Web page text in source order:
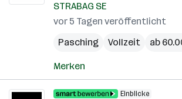
STRABAG SE
vor 5 Tagen veröffentlicht
Pasching
Vollzeit ab
Merken
Einblicke